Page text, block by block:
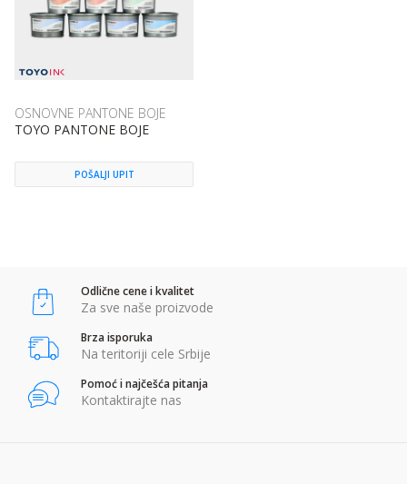
OSNOVNE PANTONE BOJE
TOYO PANTONE BOJE
POŠALJI UPIT
Odlične cene i kvalitet
Za sve naše proizvode
Brza isporuka
Na teritoriji cele Srbije
Pomoć i najčešća pitanja
Kontaktirajte nas